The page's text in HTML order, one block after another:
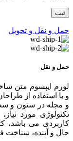
حمل و نقل و تحویل
حمل و نقل
لورم ایپسوم متن
و با استفاده از
و مجله در ستون و
تکنولوژی مورد
کاربردی می باشد،
حال و آینده، شناخت